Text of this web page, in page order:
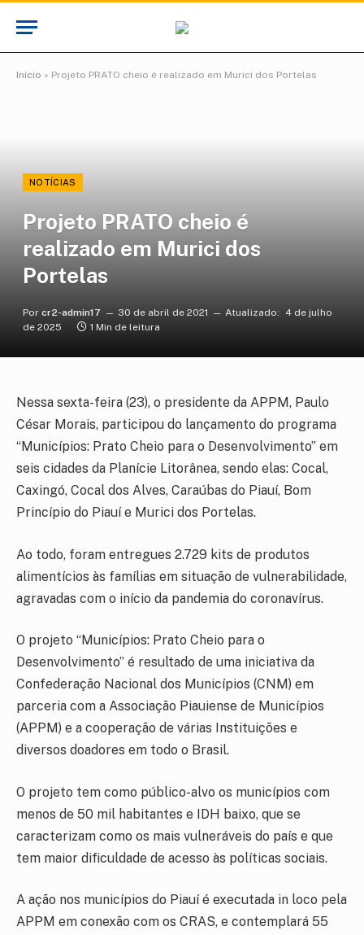
Início » Projeto PRATO cheio é realizado em Murici dos Portelas
NOTÍCIAS
Projeto PRATO cheio é
realizado em Murici dos
Portelas
Por cr2-admin17 30 de abril de 2021 Atualizado: 4 de julho
de 2025
1 Min de leitura
Nessa sexta-feira (23), o presidente da APPM, Paulo
César Morais, participou do lançamento do programa
“Municípios: Prato Cheio para o Desenvolvimento” em
seis cidades da Planície Litorânea, sendo elas: Cocal,
Caxingó, Cocal dos Alves, Caraúbas do Piauí, Bom
Princípio do Piauí e Murici dos Portelas.
Ao todo, foram entregues 2.729 kits de produtos
alimentícios às famílias em situação de vulnerabilidade,
agravadas com o início da pandemia do coronavírus.
O projeto “Municípios: Prato Cheio para o
Desenvolvimento” é resultado de uma iniciativa da
Confederação Nacional dos Municípios (CNM) em
parceria com a Associação Piauiense de Municípios
(APPM) e a cooperação de várias Instituições e
diversos doadores em todo o Brasil.
O projeto tem como público-alvo os municípios com
menos de 50 mil habitantes e IDH baixo, que se
caracterizam como os mais vulneráveis do país e que
tem maior dificuldade de acesso às políticas sociais.
A ação nos municípios do Piauí é executada in loco pela
APPM em conexão com os CRAS, e contemplará 55